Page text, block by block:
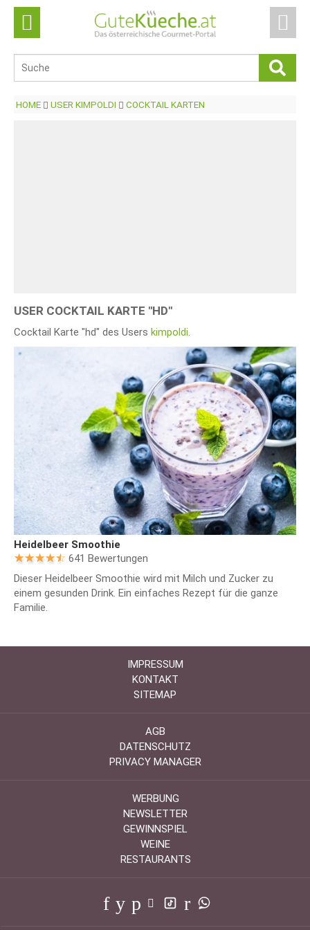
HOME USER KIMPOLDI COCKTAIL KARTEN
USER COCKTAIL KARTE "HD"
Cocktail Karte "hd" des Users kimpoldi.
Heidelbeer Smoothie
641 Bewertungen
Dieser Heidelbeer Smoothie wird mit Milch und Zucker zu
einem gesunden Drink. Ein einfaches Rezept für die ganze
Familie.
IMPRESSUM
KONTAKT
SITEMAP
AGB
DATENSCHUTZ
PRIVACY MANAGER
WERBUNG
NEWSLETTER
GEWINNSPIEL
WEINE
RESTAURANTS